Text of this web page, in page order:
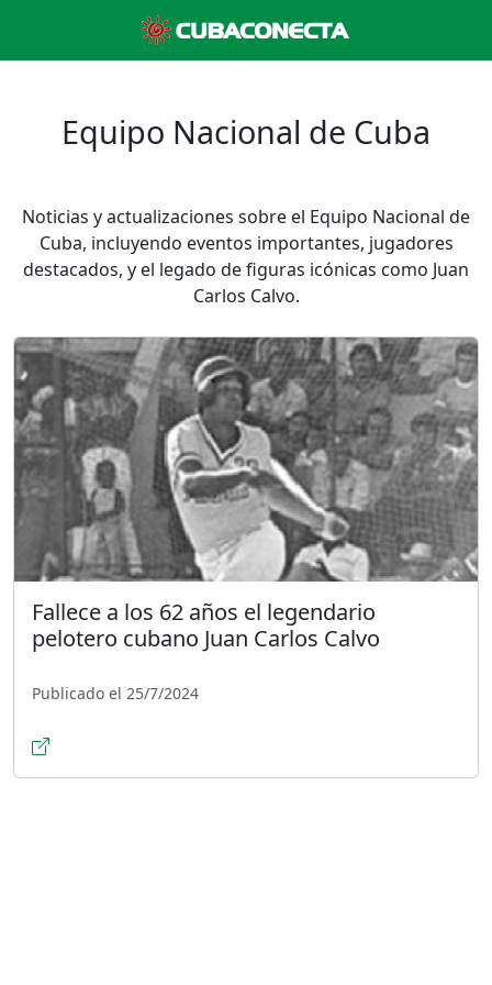
Equipo Nacional de Cuba
Noticias y actualizaciones sobre el Equipo Nacional de
Cuba, incluyendo eventos importantes, jugadores
destacados, y el legado de figuras icónicas como Juan
Carlos Calvo.
Fallece a los 62 años el legendario
pelotero cubano Juan Carlos Calvo
Publicado el 25/7/2024